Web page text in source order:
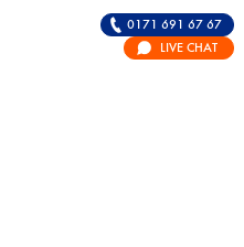
FÜR DIE
0171 691 67 67
LIVE CHAT